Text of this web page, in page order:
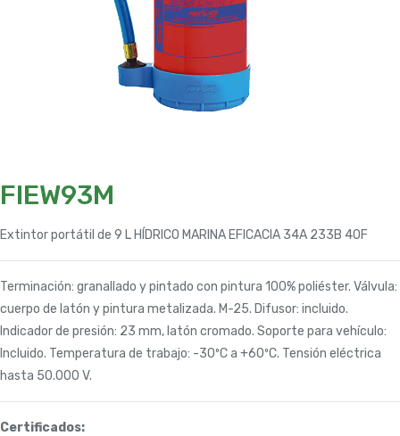
FIEW93M
Extintor portátil de 9 L HÍDRICO MARINA EFICACIA 34A 233B 40F
Terminación: granallado y pintado con pintura 100% poliéster. Válvula:
cuerpo de latón y pintura metalizada. M-25. Difusor: incluido.
Indicador de presión: 23 mm, latón cromado. Soporte para vehículo:
Incluido. Temperatura de trabajo: -30ºC a +60ºC. Tensión eléctrica
hasta 50.000 V.
Certificados: